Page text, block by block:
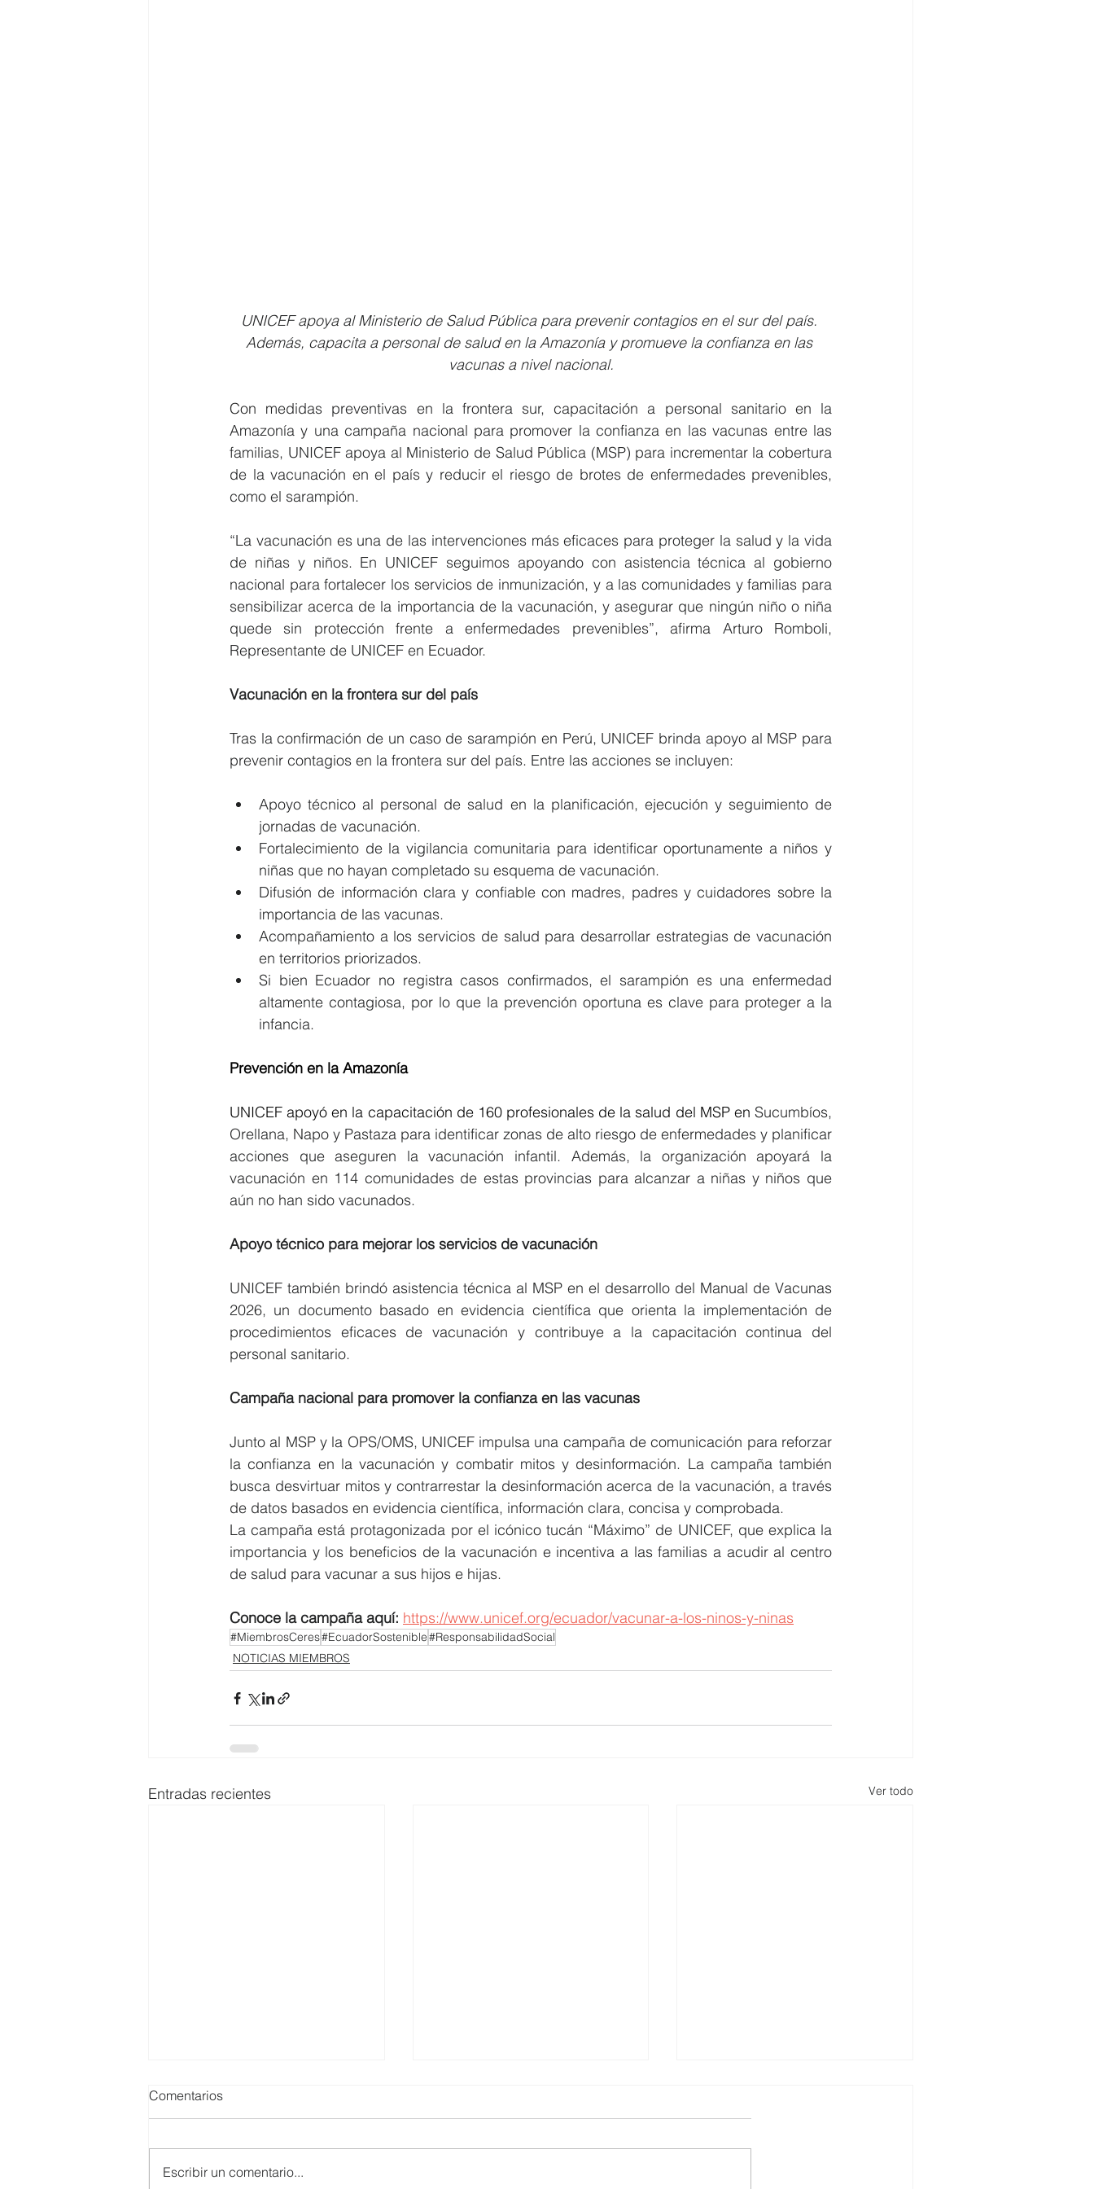
UNICEF apoya al Ministerio de Salud Pública para prevenir contagios en el sur del país.
Además, capacita a personal de salud en la Amazonía y promueve la confianza en las
vacunas a nivel nacional.
Con medidas preventivas en la frontera sur, capacitación a personal sanitario en la
Amazonía y una campaña nacional para promover la confianza en las vacunas entre las
familias, UNICEF apoya al Ministerio de Salud Pública (MSP) para incrementar la cobertura
de la vacunación en el país y reducir el riesgo de brotes de enfermedades prevenibles,
como el sarampión.
“La vacunación es una de las intervenciones más eficaces para proteger la salud y la vida
de niñas y niños. En UNICEF seguimos apoyando con asistencia técnica al gobierno
nacional para fortalecer los servicios de inmunización, y a las comunidades y familias para
sensibilizar acerca de la importancia de la vacunación, y asegurar que ningún niño o niña
quede sin protección frente a enfermedades prevenibles”, afirma Arturo Romboli,
Representante de UNICEF en Ecuador.
Vacunación en la frontera sur del país
Tras la confirmación de un caso de sarampión en Perú, UNICEF brinda apoyo al MSP para
prevenir contagios en la frontera sur del país. Entre las acciones se incluyen:
Apoyo técnico al personal de salud en la planificación, ejecución y seguimiento de
jornadas de vacunación.
Fortalecimiento de la vigilancia comunitaria para identificar oportunamente a niños y
niñas que no hayan completado su esquema de vacunación.
Difusión de información clara y confiable con madres, padres y cuidadores sobre la
importancia de las vacunas.
Acompañamiento a los servicios de salud para desarrollar estrategias de vacunación
en territorios priorizados.
Si bien Ecuador no registra casos confirmados, el sarampión es una enfermedad
altamente contagiosa, por lo que la prevención oportuna es clave para proteger a la
infancia.
Prevención en la Amazonía
UNICEF apoyó en la capacitación de 160 profesionales de la salud del MSP en Sucumbíos,
Orellana, Napo y Pastaza para identificar zonas de alto riesgo de enfermedades y planificar
acciones que aseguren la vacunación infantil. Además, la organización apoyará la
vacunación en 114 comunidades de estas provincias para alcanzar a niñas y niños que
aún no han sido vacunados.
Apoyo técnico para mejorar los servicios de vacunación
UNICEF también brindó asistencia técnica al MSP en el desarrollo del Manual de Vacunas
2026, un documento basado en evidencia científica que orienta la implementación de
procedimientos eficaces de vacunación y contribuye a la capacitación continua del
personal sanitario.
Campaña nacional para promover la confianza en las vacunas
Junto al MSP y la OPS/OMS, UNICEF impulsa una campaña de comunicación para reforzar
la confianza en la vacunación y combatir mitos y desinformación. La campaña también
busca desvirtuar mitos y contrarrestar la desinformación acerca de la vacunación, a través
de datos basados en evidencia científica, información clara, concisa y comprobada.
La campaña está protagonizada por el icónico tucán “Máximo” de UNICEF, que explica la
importancia y los beneficios de la vacunación e incentiva a las familias a acudir al centro
de salud para vacunar a sus hijos e hijas.
Conoce la campaña aquí: https://www.unicef.org/ecuador/vacunar-a-los-ninos-y-ninas
#MiembrosCeres#EcuadorSostenible#ResponsabilidadSocial
NOTICIAS MIEMBROS
Entradas recientes Ver todo
Comentarios
Escribir un comentario...